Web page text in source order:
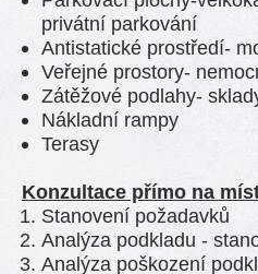
privátní parkování
Antistatické prostředí-
Veřejné prostory-
Zátěžové podlahy-
Nákladní rampy
Terasy
Konzultace přímo na
Stanovení požadavků
Analýza podkladu -
Analýza poškození